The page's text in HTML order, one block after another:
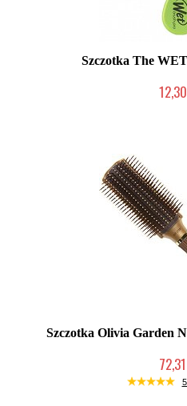
Szczotka The
Szczotka Olivia Garden
Produkt